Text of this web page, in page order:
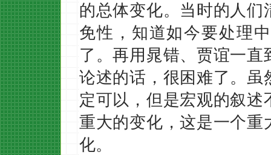
的总体变化。当时的人
免性，知道如今要处理
了。再用晁错、贾谊一
论述的话，很困难了。
定可以，但是宏观的叙
重大的变化，这是一个
化。